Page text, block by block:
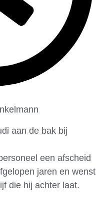
aan de bak bij
een afscheid
jaren en wenst
die hij achter laat.